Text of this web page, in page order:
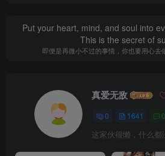
Put your heart, mind, and soul into
This is the secret of
即便是再微小不过的事情，你也要用心去
真爱无敌
0 1641 0
这家伙很懒，什么都